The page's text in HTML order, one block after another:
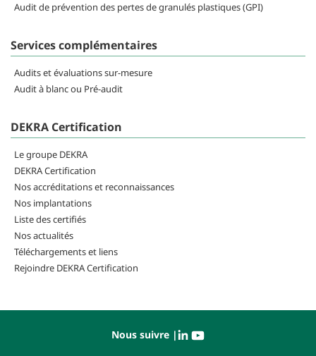
Audit de prévention des pertes de granulés plastiques (GPI)
Services complémentaires
Audits et évaluations sur-mesure
Audit à blanc ou Pré-audit
DEKRA Certification
Le groupe DEKRA
DEKRA Certification
Nos accréditations et reconnaissances
Nos implantations
Liste des certifiés
Nos actualités
Téléchargements et liens
Rejoindre DEKRA Certification
Nous suivre |